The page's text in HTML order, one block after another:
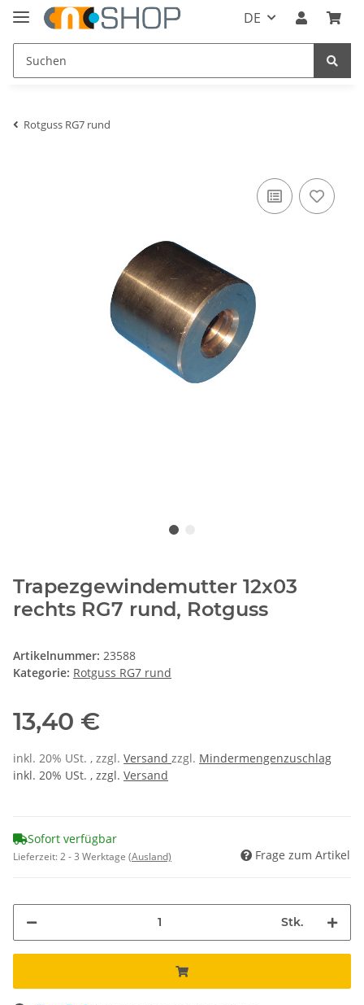
DE
Rotguss RG7 rund
Trapezgewindemutter 12x03
rechts RG7 rund, Rotguss
Artikelnummer: 23588
Kategorie: Rotguss RG7 rund
13,40 €
inkl. 20% USt. , zzgl. Versand zzgl. Mindermengenzuschlag
inkl. 20% USt. , zzgl. Versand
Sofort verfügbar
Lieferzeit:2 - 3 Werktage (Ausland) Frage zum Artikel
Stk.